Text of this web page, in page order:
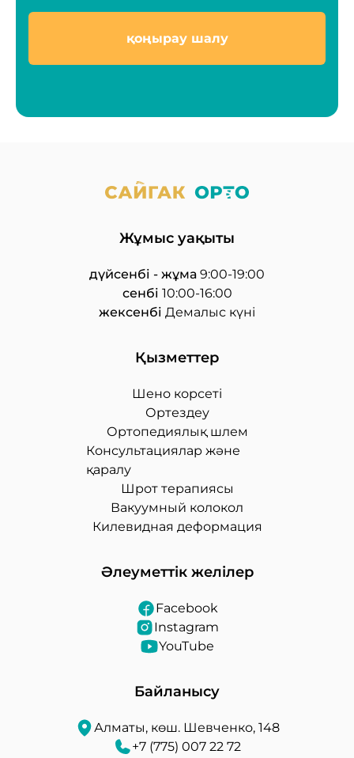
қоңырау шалу
Жұмыс уақыты
дүйсенбі - жұма 9:00-19:00
сенбі 10:00-16:00
жексенбі Демалыс күні
Қызметтер
Шено корсеті
Ортездеу
Ортопедиялық шлем
Консультациялар және
қаралу
Шрот терапиясы
Вакуумный колокол
Килевидная деформация
Әлеуметтік желілер
Facebook
Instagram
YouTube
Байланысу
Алматы, көш. Шевченко, 148
+7 (775) 007 22 72